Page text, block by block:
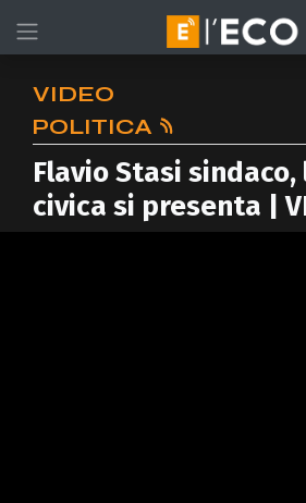
VIDEO
POLITICA
Flavio Stasi
civica si presenta |